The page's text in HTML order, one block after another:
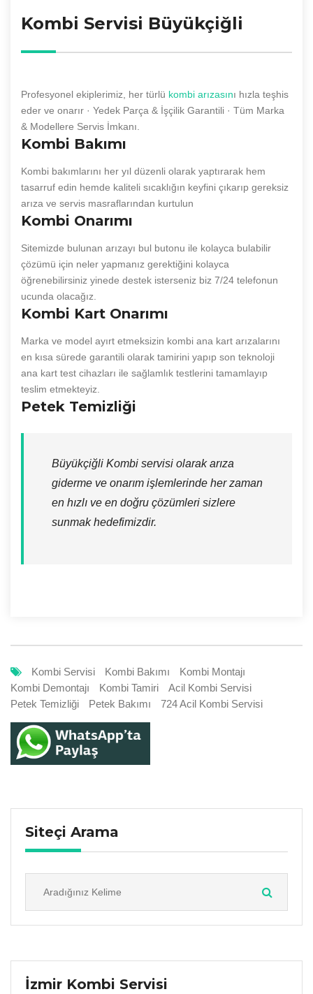
Kombi Servisi Büyükçiğli
Profesyonel ekiplerimiz, her türlü kombi arızasını hızla teşhis
eder ve onarır · Yedek Parça & İşçilik Garantili · Tüm Marka
& Modellere Servis İmkanı.
Kombi Bakımı
Kombi bakımlarını her yıl düzenli olarak yaptırarak hem
tasarruf edin hemde kaliteli sıcaklığın keyfini çıkarıp gereksiz
arıza ve servis masraflarından kurtulun
Kombi Onarımı
Sitemizde bulunan arızayı bul butonu ile kolayca bulabilir
çözümü için neler yapmanız gerektiğini kolayca
öğrenebilirsiniz yinede destek isterseniz biz 7/24 telefonun
ucunda olacağız.
Kombi Kart Onarımı
Marka ve model ayırt etmeksizin kombi ana kart arızalarını
en kısa sürede garantili olarak tamirini yapıp son teknoloji
ana kart test cihazları ile sağlamlık testlerini tamamlayıp
teslim etmekteyiz.
Petek Temizliği
Büyükçiğli Kombi servisi olarak arıza
giderme ve onarım işlemlerinde her zaman
en hızlı ve en doğru çözümleri sizlere
sunmak hedefimizdir.
Kombi Servisi Kombi Bakımı
Kombi Montajı
Kombi Demontajı
Kombi Tamiri
Acil Kombi Servisi
Petek Temizliği
Petek Bakımı 724 Acil Kombi Servisi
Siteçi Arama
İzmir Kombi Servisi